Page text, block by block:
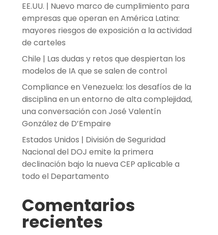
EE.UU. | Nuevo marco de cumplimiento para
empresas que operan en América Latina:
mayores riesgos de exposición a la actividad
de carteles
Chile | Las dudas y retos que despiertan los
modelos de IA que se salen de control
Compliance en Venezuela: los desafíos de la
disciplina en un entorno de alta complejidad,
una conversación con José Valentín
González de D’Empaire
Estados Unidos | División de Seguridad
Nacional del DOJ emite la primera
declinación bajo la nueva CEP aplicable a
todo el Departamento
Comentarios
recientes